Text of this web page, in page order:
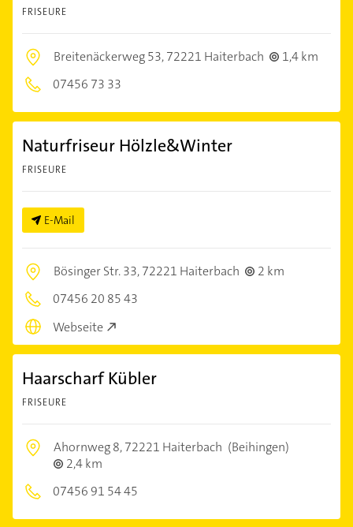
FRISEURE
Breitenäckerweg 53,72221 Haiterbach
1,4 km
07456 73 33
Naturfriseur Hölzle&Winter
FRISEURE
E-Mail
Bösinger Str. 33,72221 Haiterbach
2 km
07456 20 85 43
Webseite
Haarscharf Kübler
FRISEURE
Ahornweg 8,72221 Haiterbach (Beihingen)
2,4 km
07456 91 54 45